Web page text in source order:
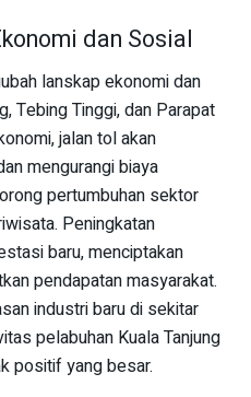
dan Sosial
lanskap ekonomi dan
Tebing Tinggi, dan Parapat
jalan tol akan
mengurangi biaya
pertumbuhan sektor
Peningkatan
baru, menciptakan
pendapatan masyarakat.
industri baru di sekitar
pelabuhan Kuala Tanjung
positif yang besar.